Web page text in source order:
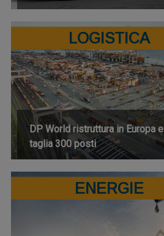
LOGISTICA
DP World ristruttura in Europa e
taglia 300 posti
ENERGIE